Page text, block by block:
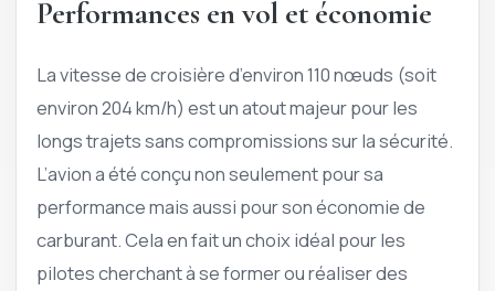
Performances en vol et économie
La vitesse de croisière d’environ 110 nœuds (soit
environ 204 km/h) est un atout majeur pour les
longs trajets sans compromissions sur la sécurité.
L’avion a été conçu non seulement pour sa
performance mais aussi pour son économie de
carburant. Cela en fait un choix idéal pour les
pilotes cherchant à se former ou réaliser des